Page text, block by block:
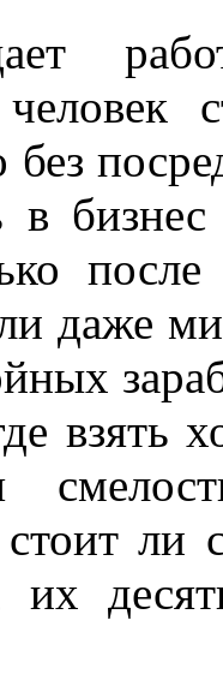
без
в
даже
взять
ли
их